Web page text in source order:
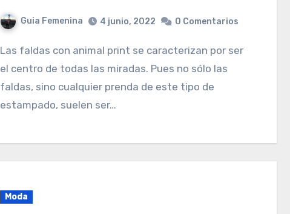
Guia Femenina 4 junio, 2022 0 Comentarios
Las faldas con animal print se caracterizan por ser
el centro de todas las miradas. Pues no sólo las
faldas, sino cualquier prenda de este tipo de
estampado, suelen ser…
Moda